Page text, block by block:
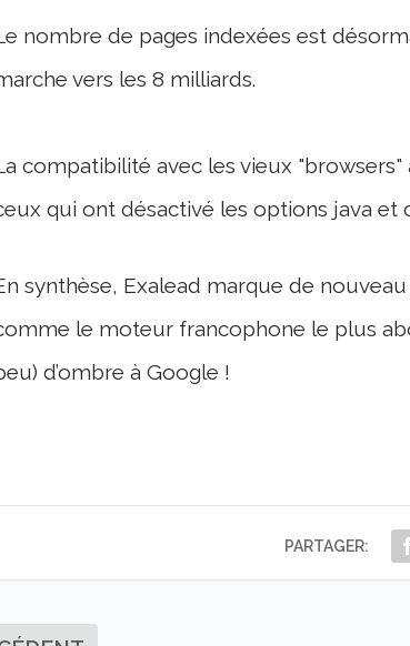
nombre de pages indexées est
vers les 8 milliards.
compatibilité avec les vieux
qui ont désactivé les options java et
synthèse, Exalead marque de
le moteur francophone le plus
d’ombre à Google !
PARTAGER: